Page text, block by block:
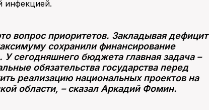
инфекцией.
вопрос приоритетов. Закладывая дефицит
сохранили финансирование
У сегодняшнего бюджета главная задача –
обязательства государства перед
реализацию национальных проектов на
области, – сказал Аркадий Фомин.